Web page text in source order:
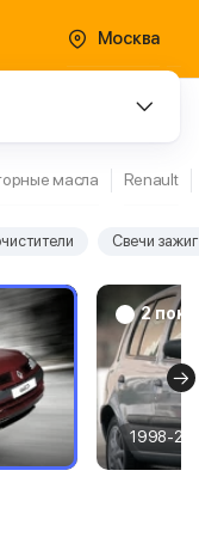
Москва
масла Renault
Свечи
2 пок.
1998-